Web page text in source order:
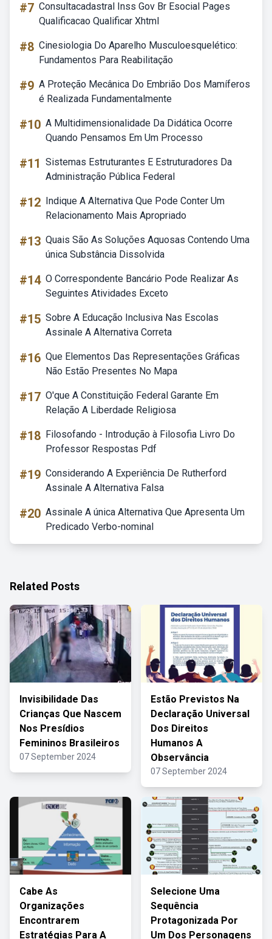
#7 Consultacadastral Inss Gov Br Esocial Pages
Qualificacao Qualificar Xhtml
#8 Cinesiologia Do Aparelho Musculoesquelético:
Fundamentos Para Reabilitação
#9 A Proteção Mecânica Do Embrião Dos Mamíferos
é Realizada Fundamentalmente
#10 A Multidimensionalidade Da Didática Ocorre
Quando Pensamos Em Um Processo
#11 Sistemas Estruturantes E Estruturadores Da
Administração Pública Federal
#12 Indique A Alternativa Que Pode Conter Um
Relacionamento Mais Apropriado
#13 Quais São As Soluções Aquosas Contendo Uma
única Substância Dissolvida
#14 O Correspondente Bancário Pode Realizar As
Seguintes Atividades Exceto
#15 Sobre A Educação Inclusiva Nas Escolas
Assinale A Alternativa Correta
#16 Que Elementos Das Representações Gráficas
Não Estão Presentes No Mapa
#17 O'que A Constituição Federal Garante Em
Relação A Liberdade Religiosa
#18 Filosofando - Introdução à Filosofia Livro Do
Professor Respostas Pdf
#19 Considerando A Experiência De Rutherford
Assinale A Alternativa Falsa
#20 Assinale A única Alternativa Que Apresenta Um
Predicado Verbo-nominal
Related Posts
Invisibilidade Das
Crianças Que Nascem
Nos Presídios
Femininos Brasileiros
07 September 2024
Estão Previstos Na
Declaração Universal
Dos Direitos
Humanos A
Observância
07 September 2024
Cabe As
Organizações
Encontrarem
Estratégias Para A
Selecione Uma
Sequência
Protagonizada Por
Um Dos Personagens